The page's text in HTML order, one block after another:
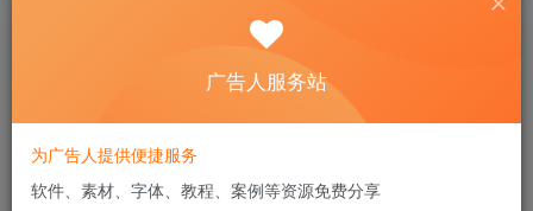
Couleurs Mac系统上屏幕取色应用
广告人服务站
为广告人提供便捷服务
软件、素材、字体、教程、案例等资源免费分享